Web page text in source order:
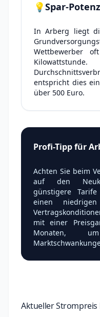
💡Spar-
In Arberg liegt
Wettbewerber
entspricht dies
über 500 Euro.
Profi-Tipp für
Achten Sie beim
auf den
günstigere
einen
mit einer
Monaten,
Aktueller